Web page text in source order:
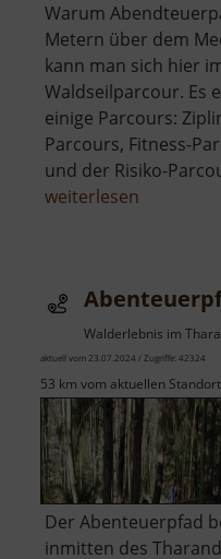
Warum
Metern über dem
kann man sich hier
Waldseilparcour. Es
einige Parcours:
Parcours, Fitness-
und der Risiko-
weiterlesen
Walderlebnis im
aktuell vom 23.07.2024 / Zugriffe: 42324
53 km vom aktuellen Standort
Der Abenteuerpfad
inmitten des